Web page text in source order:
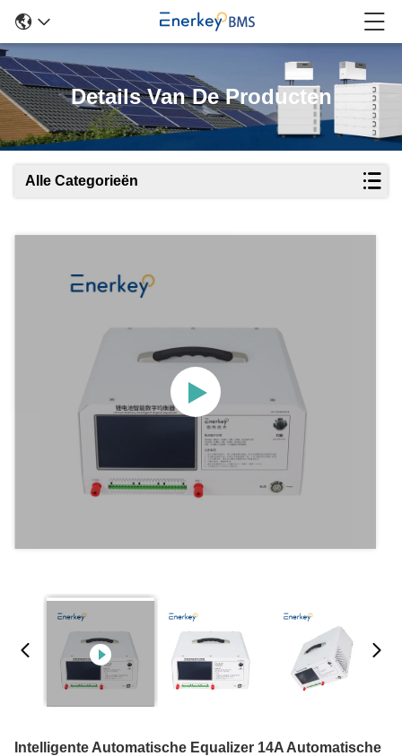
Details Van De Producten
Alle Categorieën
Intelligente Automatische Equalizer 14A Automatische